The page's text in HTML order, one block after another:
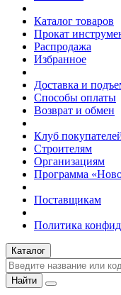
Каталог товаров
Прокат
Распродажа
Избранное
Доставка и
Способы оплаты
Возврат и обмен
Клуб
Строителям
Организациям
Программа
Поставщикам
Политика
Каталог
Найти